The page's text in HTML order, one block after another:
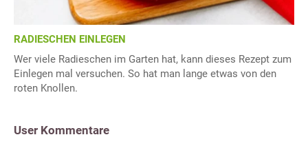
RADIESCHEN EINLEGEN
Wer viele Radieschen im Garten hat, kann dieses Rezept zum
Einlegen mal versuchen. So hat man lange etwas von den
roten Knollen.
User Kommentare